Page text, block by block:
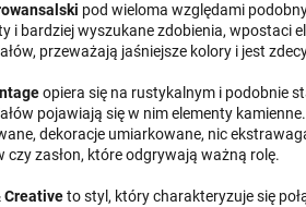
pod wieloma względami
i bardziej wyszukane zdobienia, wpostaci
przeważają jaśniejsze kolory i jest
opiera się na rustykalnym i podobnie
pojawiają się w nim elementy
dekoracje umiarkowane, nic
czy zasłon, które odgrywają ważną rolę.
Creativeto styl, który charakteryzuje się